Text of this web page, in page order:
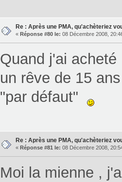
Re : Après une PMA, qu'achèteriez
« Réponse #80 le: 08 Décembre 2008,
Quand j'ai
un rêve de 15
"par défaut"
Re : Après une PMA, qu'achèteriez
« Réponse #81 le: 08 Décembre 2008,
Moi la mienne ,